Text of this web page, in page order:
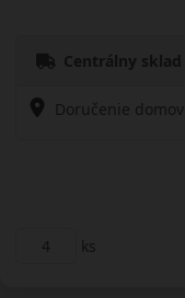
Centrálny sklad
Doručenie domov
ks